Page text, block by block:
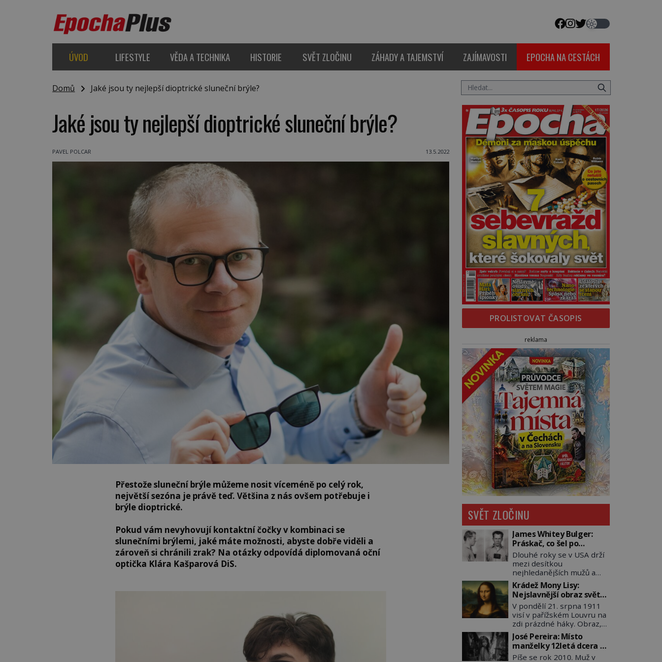
ÚVOD LIFESTYLE VĚDA A TECHNIKA HISTORIE SVĚT ZLOČINU ZÁHADY A TAJEMSTVÍ ZAJÍMAVOSTI EPOCHA NA CESTÁCH
Domů Jaké jsou ty nejlepší dioptrické sluneční brýle?
Jaké jsou ty nejlepší dioptrické sluneční brýle?
PAVEL POLCAR 13.5.2022
Přestože sluneční brýle můžeme nosit víceméně po celý rok,
největší sezóna je právě teď. Většina z nás ovšem potřebuje i
brýle dioptrické.
Pokud vám nevyhovují kontaktní čočky v kombinaci se
slunečními brýlemi, jaké máte možnosti, abyste dobře viděli a
zároveň si chránili zrak? Na otázky odpovídá diplomovaná oční
optička Klára Kašparová DiS.
PROLISTOVAT ČASOPIS
reklama
SVĚT ZLOČINU
James Whitey Bulger:
Práskač, co šel po
práskačích
Dlouhé roky se v USA drží
mezi desítkou
nejhledanějších mužů a
dopracuje to až na číslo
dvě – hned po Usámovi bin
Ládinovi (1957–2011). To je
James „Whitey“ Bulger
(1929–2018) viněný ze
spoluúčasti na 19
vraždách, vydírání a lichvy.
A samozřejmě, krom toho
je ještě drogový dealer,
Krádež Mony Lisy:
Nejslavnější obraz světa
zůstane dva roky
nezvěstný
V pondělí 21. srpna 1911
visí v pařížském Louvru na
zdi prázdné háky. Obraz,
který dnes zná celý svět, je
pryč. Zpočátku si nikdo
nemyslí, že jde o krádež.
Zaměstnanci jsou
José Pereira: Místo
manželky 12letá dcera –
a sousedi o všem vědí!
Píše se rok 2010. Muž v